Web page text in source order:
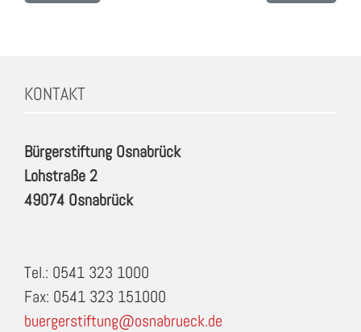
KONTAKT
Bürgerstiftung Osnabrück
Lohstraße 2
49074 Osnabrück
Tel.: 0541 323 1000
Fax: 0541 323 151000
buergerstiftung@osnabrueck.de